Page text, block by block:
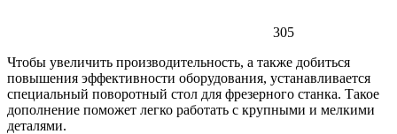
305
Чтобы увеличить производительность, а также добиться
повышения эффективности оборудования, устанавливается
специальный поворотный стол для фрезерного станка. Такое
дополнение поможет легко работать с крупными и мелкими
деталями.